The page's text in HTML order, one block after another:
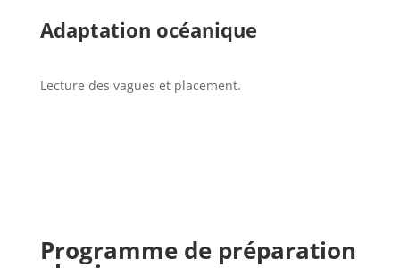
Adaptation océanique
Lecture des vagues et placement.
Programme de préparation